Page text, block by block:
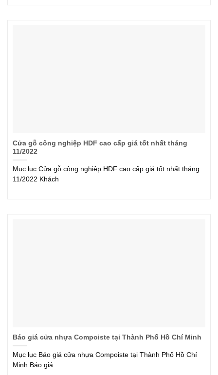
Cửa gỗ công nghiệp HDF cao cấp giá tốt nhất tháng
11/2022
Mục lục Cửa gỗ công nghiệp HDF cao cấp giá tốt nhất tháng
11/2022 Khách
Báo giá cửa nhựa Compoiste tại Thành Phố Hồ Chí Minh
Mục lục Báo giá cửa nhựa Compoiste tại Thành Phố Hồ Chí
Minh Báo giá